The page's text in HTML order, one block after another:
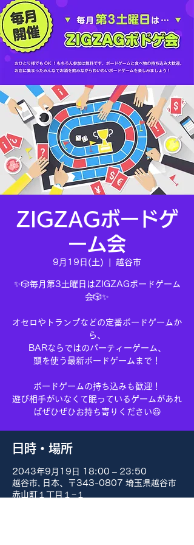
ZIGZAGボードゲ
ーム会
9月19日(土) 越谷市
✨🎲毎月第3土曜日はZIGZAGボードゲーム
会🎲✨
オセロやトランプなどの定番ボードゲームか
ら、
BARならではのパーティーゲーム、
頭を使う最新ボードゲームまで！
ボードゲームの持ち込みも歓迎！
遊び相手がいなくて眠っているゲームがあれ
ばぜひぜひお持ち寄りください😆
日時・場所
2043年9月19日 18:00 – 23:50
越谷市, 日本、〒343-0807 埼玉県越谷市
赤山町１丁目１−１